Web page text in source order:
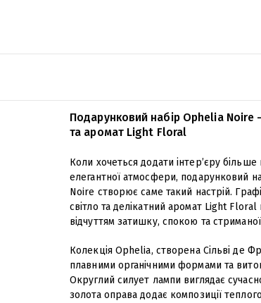
Подарунковий набір Ophelia Noire
та аромат Light Floral
Коли хочеться додати інтер’єру більше
елегантної атмосфери, подарунковий
Noire створює саме такий настрій.
світло та делікатний аромат Light
відчуттям затишку, спокою та
Колекція Ophelia, створена Сільві де
плавними органічними формами та
Округлий силует лампи виглядає
золота оправа додає композиції